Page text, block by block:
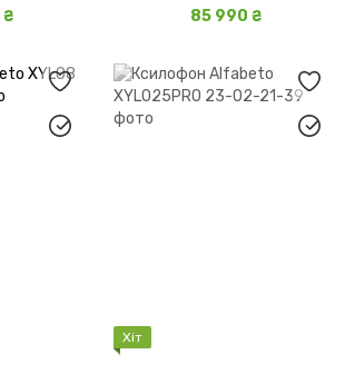
85 990 ₴
Хіт